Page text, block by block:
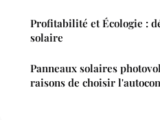
Profitabilité et Écologie :
solaire
Panneaux solaires
raisons de choisir